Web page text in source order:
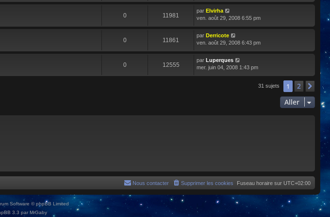
0 11981
par Elvirha
ven. août 29, 2008 6:55 pm
0 11861
par Derricote
ven. août 29, 2008 6:43 pm
0 12555
par Luperques
mer. juin 04, 2008 1:43 pm
31 sujets 1 2
Aller
Fuseau horaire sur UTC+02:00
Supprimer les cookies
Nous contacter
Software © phpBB Limited
3.3 par MrGaby